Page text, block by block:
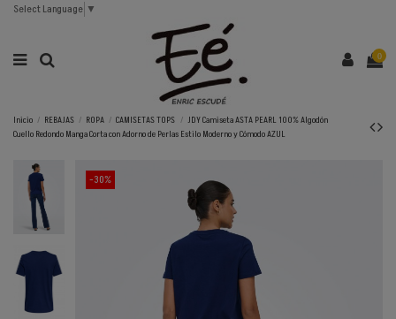
Select Language ▼
0
Inicio REBAJAS ROPA CAMISETAS TOPS
JDY Camiseta ASTA PEARL 100% Algodón
Cuello Redondo Manga Corta con Adorno de Perlas Estilo Moderno y Cómodo AZUL
-30%